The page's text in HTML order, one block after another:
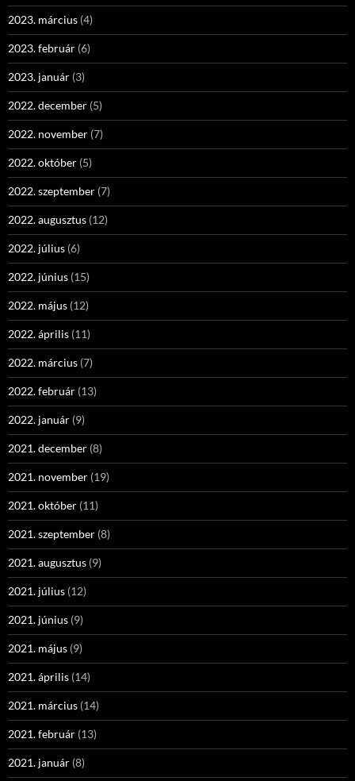
2023. március (4)
2023. február (6)
2023. január (3)
2022. december (5)
2022. november (7)
2022. október (5)
2022. szeptember (7)
2022. augusztus (12)
2022. július (6)
2022. június (15)
2022. május (12)
2022. április (11)
2022. március (7)
2022. február (13)
2022. január (9)
2021. december (8)
2021. november (19)
2021. október (11)
2021. szeptember (8)
2021. augusztus (9)
2021. július (12)
2021. június (9)
2021. május (9)
2021. április (14)
2021. március (14)
2021. február (13)
2021. január (8)